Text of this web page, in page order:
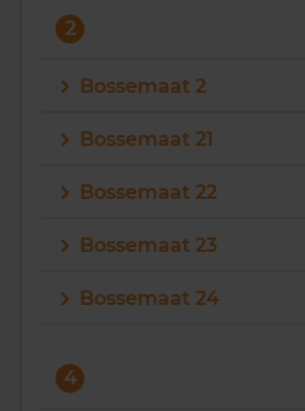
2
Bossemaat 2
Bossemaat 21
Bossemaat 22
Bossemaat 23
Bossemaat 24
4